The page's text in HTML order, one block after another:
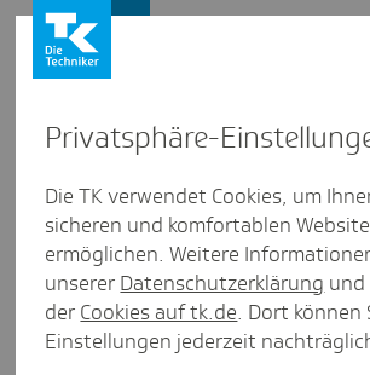
Ganz nah dran und
Hilfe für die Seele
Artikel aus Nord­rhein-West­falen
Presse und Politik
Privat­sphäre-
Die TK verwendet Cookies, um
sicheren und komfortablen
ermöglichen. Weitere
unserer Datenschutzerklärung und
der Cookies auf tk.de. Dort können
Einstellungen jederzeit